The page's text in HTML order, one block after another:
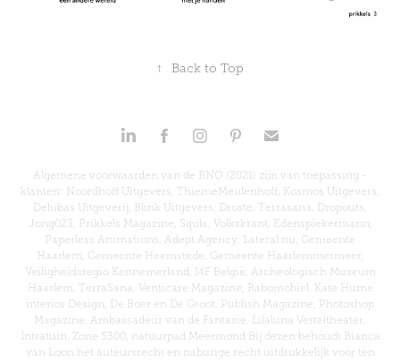
↑ Back to Top
Algemene voorwaarden van de BNO (2021) zijn van toepassing -
klanten: Noordhoff Uitgevers, ThiemeMeulenhoff, Kosmos Uitgevers,
Delubas Uitgeverij, Blink Uitgevers, Droste, Terrasana, Dropouts,
Jong023, Prikkels Magazine, Squla, Volkskrant, Edenspiekermann,
Paperless Animations, Adept Agency, Lateral.nu, Gemeente
Haarlem, Gemeente Heemstede, Gemeente Haarlemmermeer,
Veiligheidsregio Kennemerland, I4F België, Archeologisch Museum
Haarlem, TerraSana, Venticare Magazine, Rabomobiel, Kate Hume
interior Design, De Boer en De Groot, Publish Magazine, Photoshop
Magazine, Ambassadeur van de Fantasie, Lilaluna Verteltheater,
Intratuin, Zone 5300, natuurpad Meermond Bij dezen behoudt Bianca
van Loon het auteursrecht en naburige recht uitdrukkelijk voor ten